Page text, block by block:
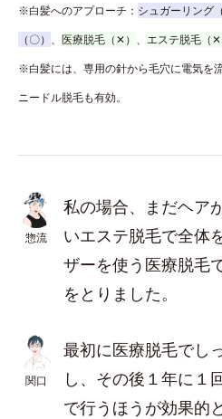
※白髪へのアプローチ： シュガーリング
（〇） 、 医療脱毛（✕） 、 エステ脱毛（✕
※白髪には、専用の針から毛穴に電気を
ニードル脱毛も有効。
惣流
私の場合、まだヘア
いエステ脱毛で全体
ザーを使う医療脱毛
をとりました。
関口
最初に医療脱毛でし
し、その後１年に１
で行うほうが効果的